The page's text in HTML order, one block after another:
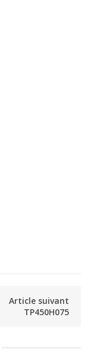
Article suivant
TP450H075